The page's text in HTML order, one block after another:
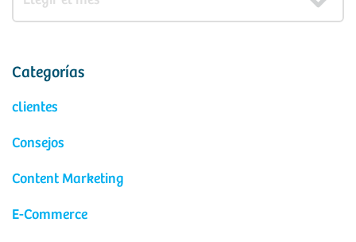
Categorías
clientes
Consejos
Content Marketing
E-Commerce